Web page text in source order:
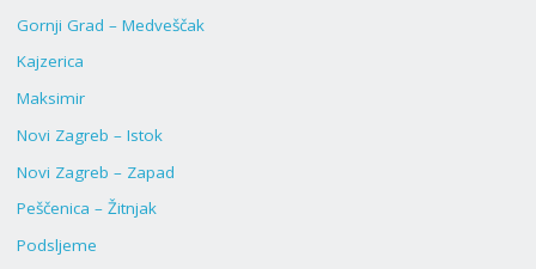
Gornji Grad – Medveščak
Kajzerica
Maksimir
Novi Zagreb – Istok
Novi Zagreb – Zapad
Peščenica – Žitnjak
Podsljeme